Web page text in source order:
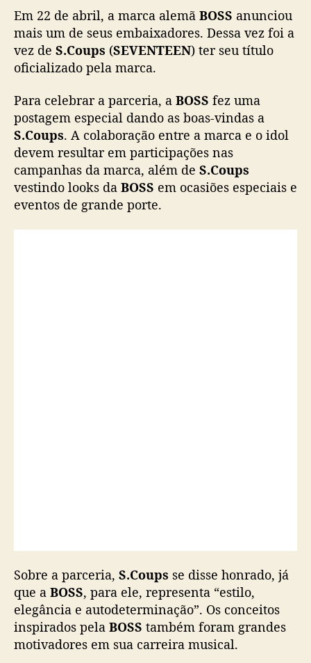
o
u
E
V
E
N
T
E
)
Em 22 de abril, a marca alemã BOSS anunciou
mais um de seus embaixadores. Dessa vez foi a
vez de S.Coups (SEVENTEEN) ter seu título
oficializado pela marca.
Para celebrar a parceria, a BOSS fez uma
postagem especial dando as boas-vindas a
S.Coups. A colaboração entre a marca e o idol
devem resultar em participações nas
campanhas da marca, além de S.Coups
vestindo looks da BOSS em ocasiões especiais e
eventos de grande porte.
Sobre a parceria, S.Coups se disse honrado, já
que a BOSS, para ele, representa “estilo,
elegância e autodeterminação”. Os conceitos
inspirados pela BOSS também foram grandes
motivadores em sua carreira musical.